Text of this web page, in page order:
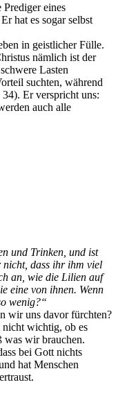
eines
hat es sogar selbst
in geistlicher Fülle.
nämlich ist der
Lasten
suchten, während
Er verspricht uns:
auch alle
und Trinken, und ist
nicht, dass ihr ihm viel
an, wie die Lilien auf
eine von ihnen. Wenn
wenig?“
wir uns davor fürchten?
nicht wichtig, ob es
was wir brauchen.
bei Gott nichts
hat Menschen